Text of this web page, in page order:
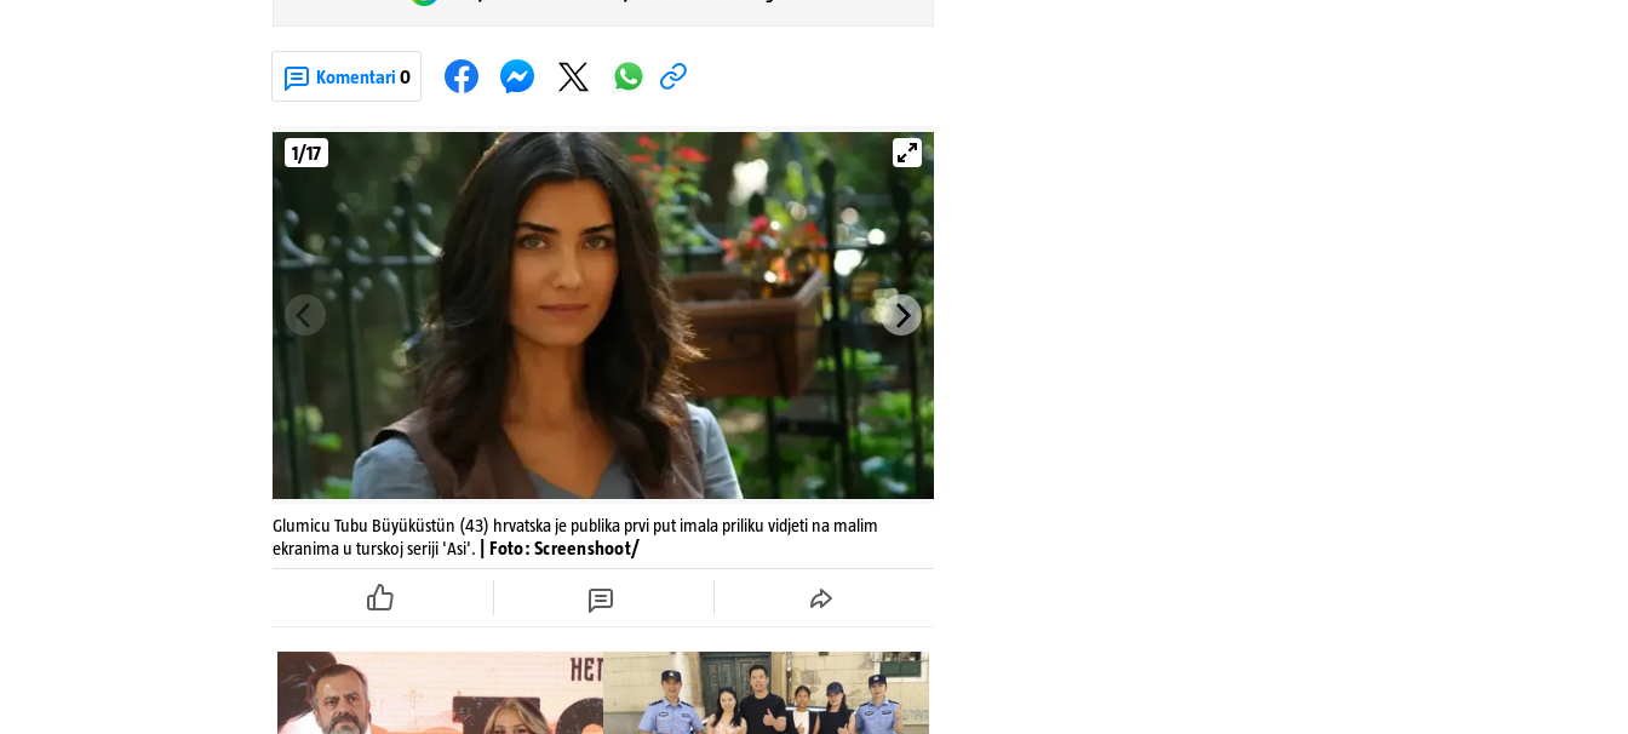
Komentari 0
1/17
Glumicu Tubu Büyüküstün (43) hrvatska je publika prvi put imala priliku vidjeti na malim
ekranima u turskoj seriji 'Asi'.
| Foto: Screenshoot/